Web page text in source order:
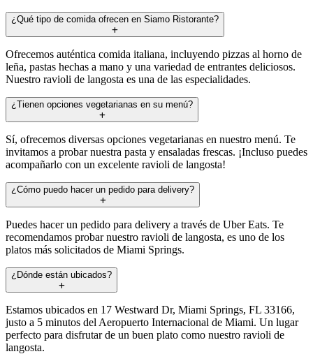
¿Qué tipo de comida ofrecen en Siamo Ristorante?
Ofrecemos auténtica comida italiana, incluyendo pizzas al horno de
leña, pastas hechas a mano y una variedad de entrantes deliciosos.
Nuestro ravioli de langosta es una de las especialidades.
¿Tienen opciones vegetarianas en su menú?
Sí, ofrecemos diversas opciones vegetarianas en nuestro menú. Te
invitamos a probar nuestra pasta y ensaladas frescas. ¡Incluso puedes
acompañarlo con un excelente ravioli de langosta!
¿Cómo puedo hacer un pedido para delivery?
Puedes hacer un pedido para delivery a través de Uber Eats. Te
recomendamos probar nuestro ravioli de langosta, es uno de los
platos más solicitados de Miami Springs.
¿Dónde están ubicados?
Estamos ubicados en 17 Westward Dr, Miami Springs, FL 33166,
justo a 5 minutos del Aeropuerto Internacional de Miami. Un lugar
perfecto para disfrutar de un buen plato como nuestro ravioli de
langosta.